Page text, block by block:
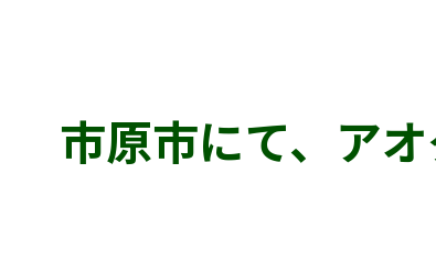
市原市にて、ア